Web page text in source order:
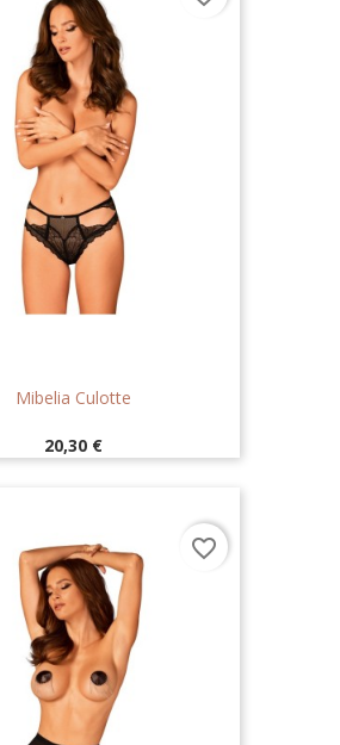
Mibelia Culotte
Prix
20,30 €
favorite_border